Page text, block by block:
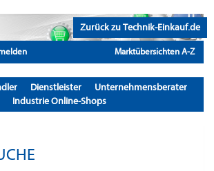
Zurück zu Technik-Einkauf.de
Marktübersichten A-Z
Dienstleister
Unternehmensberater
Industrie Online-Shops